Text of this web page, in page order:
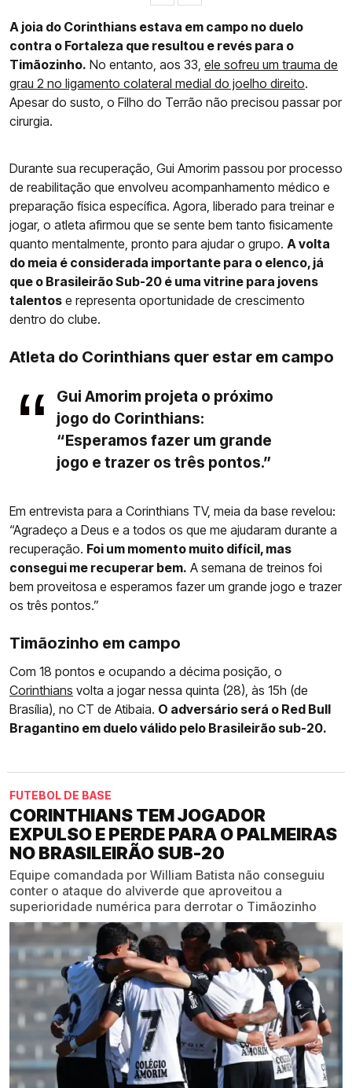
A joia do Corinthians estava em campo no duelo
contra o Fortaleza que resultou e revés para o
Timãozinho. No entanto, aos 33, ele sofreu um trauma de
grau 2 no ligamento colateral medial do joelho direito.
Apesar do susto, o Filho do Terrão não precisou passar por
cirurgia.
Durante sua recuperação, Gui Amorim passou por processo
de reabilitação que envolveu acompanhamento médico e
preparação física específica. Agora, liberado para treinar e
jogar, o atleta afirmou que se sente bem tanto fisicamente
quanto mentalmente, pronto para ajudar o grupo. A volta
do meia é considerada importante para o elenco, já
que o Brasileirão Sub-20 é uma vitrine para jovens
talentos e representa oportunidade de crescimento
dentro do clube.
Atleta do Corinthians quer estar em campo
Gui Amorim projeta o próximo
jogo do Corinthians:
“Esperamos fazer um grande
jogo e trazer os três pontos.”
Em entrevista para a Corinthians TV, meia da base revelou:
“Agradeço a Deus e a todos os que me ajudaram durante a
recuperação. Foi um momento muito difícil, mas
consegui me recuperar bem. A semana de treinos foi
bem proveitosa e esperamos fazer um grande jogo e trazer
os três pontos.”
Timãozinho em campo
Com 18 pontos e ocupando a décima posição, o
Corinthians volta a jogar nessa quinta (28), às 15h (de
Brasília), no CT de Atibaia. O adversário será o Red Bull
Bragantino em duelo válido pelo Brasileirão sub-20.
FUTEBOL DE BASE
CORINTHIANS TEM JOGADOR
EXPULSO E PERDE PARA O PALMEIRAS
NO BRASILEIRÃO SUB-20
Equipe comandada por William Batista não conseguiu
conter o ataque do alviverde que aproveitou a
superioridade numérica para derrotar o Timãozinho